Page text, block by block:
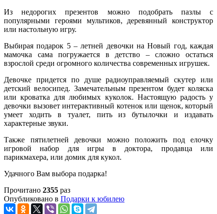
Из недорогих презентов можно подобрать пазлы с
популярными героями мультиков, деревянный конструктор
или настольную игру.
Выбирая подарок 5 – летней девочки на Новый год, каждая
мамочка сама погружается в детство – сложно остаться
взрослой среди огромного количества современных игрушек.
Девочке придется по душе радиоуправляемый скутер или
детский велосипед. Замечательным презентом будет коляска
или кроватка для любимых куколок. Настоящую радость у
девочки вызовет интерактивный котенок или щенок, который
умеет ходить в туалет, пить из бутылочки и издавать
характерные звуки.
Также пятилетней девочки можно положить под елочку
игровой набор для игры в доктора, продавца или
парикмахера, или домик для кукол.
Удачного Вам выбора подарка!
Прочитано 2355 раз
Опубликовано в Подарки к юбилею